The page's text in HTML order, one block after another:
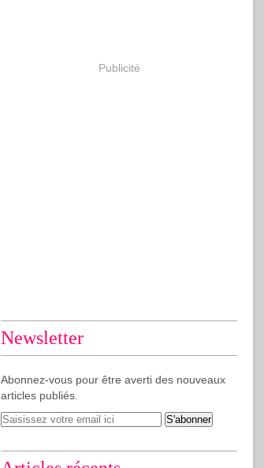
Publicité
Newsletter
Abonnez-vous pour être averti des nouveaux
articles publiés.